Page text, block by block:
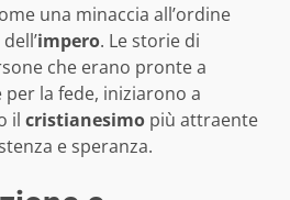
una minaccia all’ordine
impero. Le storie di
che erano pronte a
la fede, iniziarono a
il cristianesimo più attraente
e speranza.